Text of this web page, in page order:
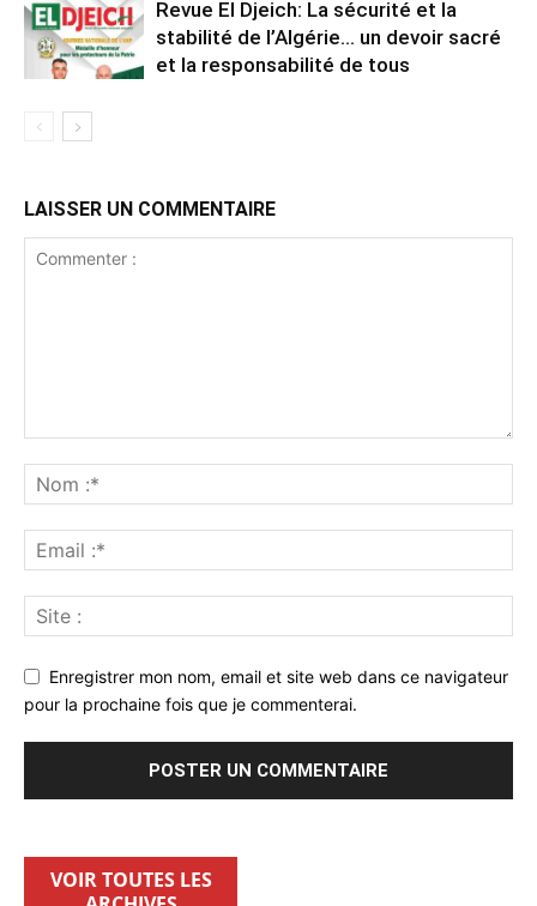
Revue El Djeich: La sécurité et la
stabilité de l’Algérie… un devoir sacré
et la responsabilité de tous
LAISSER UN COMMENTAIRE
Enregistrer mon nom, email et site web dans ce navigateur
pour la prochaine fois que je commenterai.
VOIR TOUTES LES